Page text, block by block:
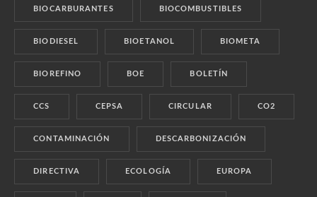
BIOCARBURANTES BIOCOMBUSTIBLES
BIODIESEL BIOETANOL BIOMETA
BIOREFINO BOE BOLETÍN
CCS CEPSA CIRCULAR CO2
CONTAMINACIÓN DESCARBONIZACIÓN
DIRECTIVA ECOLOGÍA EUROPA